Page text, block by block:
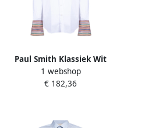
Paul Smith Klassiek Wit
Dubbele Manchet
Overhemd White Heren
1 webshop
€ 182,36